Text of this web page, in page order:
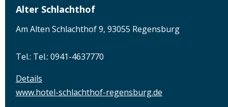
Alter Schlachthof
Am Alten Schlachthof 9, 93055 Regensburg
Tel.: Tel.: 0941-4637770
Details
www.hotel-schlachthof-regensburg.de